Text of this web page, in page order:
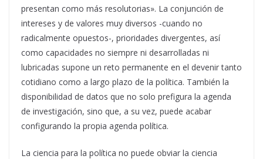
presentan como más resolutorias». La conjunción de
intereses y de valores muy diversos -cuando no
radicalmente opuestos-, prioridades divergentes, así
como capacidades no siempre ni desarrolladas ni
lubricadas supone un reto permanente en el devenir tanto
cotidiano como a largo plazo de la política. También la
disponibilidad de datos que no solo prefigura la agenda
de investigación, sino que, a su vez, puede acabar
configurando la propia agenda política.
La ciencia para la política no puede obviar la ciencia